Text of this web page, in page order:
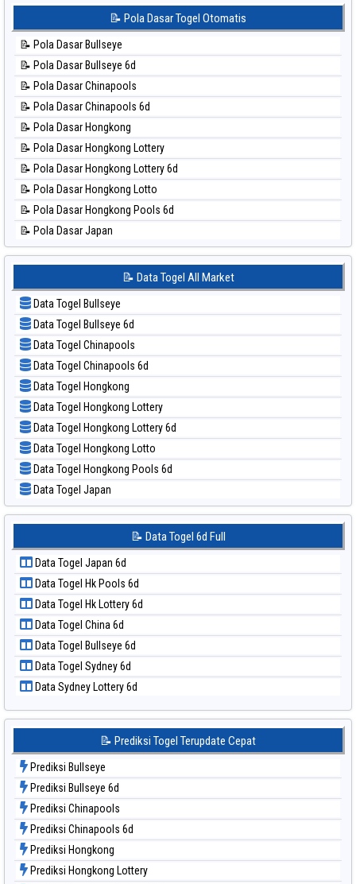
⚽ Bola Hitam Taiwan
📊 Statistik Kuda Lari
📊 Statistik Magnum Cambodia
📊 Statistik Nagoya
📊 Statistik New York Midday
📊 Statistik North Carolina Day
📊 Statistik Pcso
📊 Statistik Pennsylvania Day
📊 Statistik Sao Paulo
📊 Statistik Singapore
📊 Statistik Sydney
📊 Statistik Sydney Lottery
📊 Statistik Sydney Lotto
📊 Statistik Sydney Pools 6d
📊 Statistik Taipei
📊 Statistik Taiwan
📝 Pola Dasar Togel Otomatis
📝 Pola Dasar Bullseye
📝 Pola Dasar Bullseye 6d
📝 Pola Dasar Chinapools
📝 Pola Dasar Chinapools 6d
📝 Pola Dasar Hongkong
📝 Pola Dasar Hongkong Lottery
📝 Pola Dasar Hongkong Lottery 6d
📝 Pola Dasar Hongkong Lotto
📝 Pola Dasar Hongkong Pools 6d
📝 Pola Dasar Japan
📝 Pola Dasar Japan 6d
📝 Pola Dasar Kuda Lari
📝 Pola Dasar Magnum Cambodia
📝 Pola Dasar Nagoya
📝 Pola Dasar North Carolina Day
📝 Pola Dasar Pcso
📝 Pola Dasar Sao Paulo
📝 Pola Dasar Singapore
📝 Pola Dasar Sydney
📝 Pola Dasar Sydney Lottery
📝 Pola Dasar Sydney Lottery 6d
📝 Pola Dasar Sydney Lotto
📝 Pola Dasar Taiwan
📝 Data Togel All Market
Data Togel Bullseye
Data Togel Bullseye 6d
Data Togel Chinapools
Data Togel Chinapools 6d
Data Togel Hongkong
Data Togel Hongkong Lottery
Data Togel Hongkong Lottery 6d
Data Togel Hongkong Lotto
Data Togel Hongkong Pools 6d
Data Togel Japan
Data Togel Japan 6d
Data Togel Kuda Lari
Data Togel Magnum Cambodia
Data Togel Nagoya
Data Togel North Carolina Day
Data Togel Pcso
Data Togel Sao Paulo
Data Togel Singapore
Data Togel Sydney
Data Togel Sydney Lottery
Data Togel Sydney Lottery 6d
Data Togel Sydney Lotto
Data Togel Sydney Pools 6d
Data Togel Taipei
Data Togel Taiwan
📝 Data Togel 6d Full
Data Togel Japan 6d
Data Togel Hk Pools 6d
Data Togel Hk Lottery 6d
Data Togel China 6d
Data Togel Bullseye 6d
Data Togel Sydney 6d
Data Sydney Lottery 6d
📝 Prediksi Togel Terupdate Cepat
Prediksi Bullseye
Prediksi Bullseye 6d
Prediksi Chinapools
Prediksi Chinapools 6d
Prediksi Hongkong
Prediksi Hongkong Lottery